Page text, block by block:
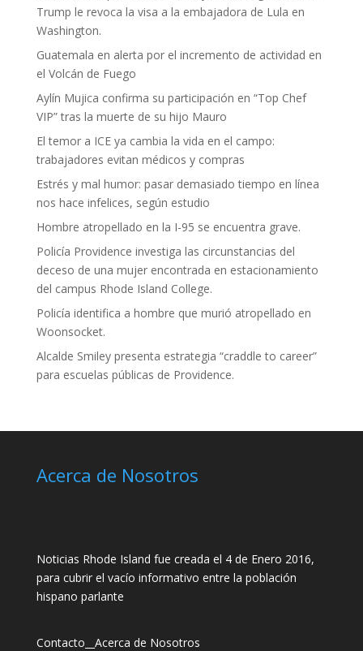
Trump le revoca la visa a la embajadora de Lula en
Washington.
Guatemala en alerta por el incremento de actividad en
el Volcán de Fuego
Aylín Mujica confirma su participación en “Top Chef
VIP” tras la muerte de su hijo Mauro
El temor a ICE ya cambia la vida en el campo:
trabajadores evitan médicos y compras
Estrés y mal humor: pasar demasiado tiempo en línea
nos hace infelices, según estudio
Hombre atropellado en la I-95 se encuentra grave.
Policía Providence investiga las circunstancias del
deceso de una mujer encontrada en estacionamiento
del campus Rhode Island College.
Policía identifica a hombre que murió atropellado en
Woonsocket.
Alcalde Smiley presenta estrategia “craddle to career”
para escuelas públicas de Providence.
Acerca de Nosotros
Noticias Rhode Island fue creada el 4 de Enero 2016,
para cubrir el vacío informativo entre la población
hispano parlante
Contacto Acerca de Nosotros